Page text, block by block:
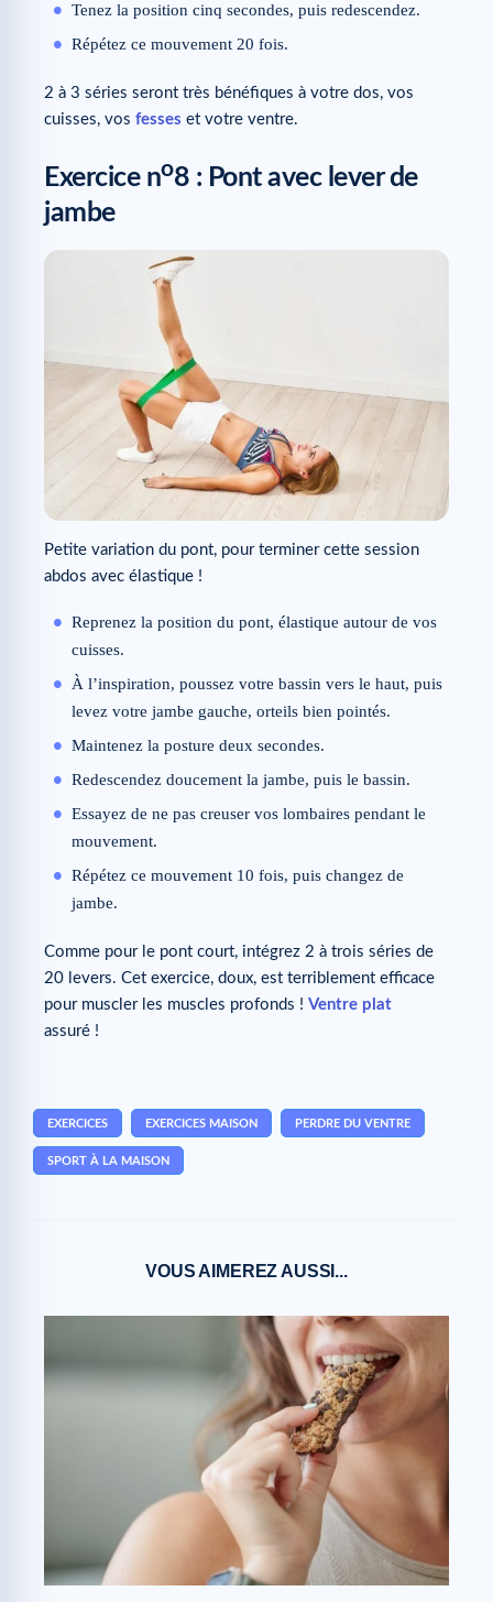
Tenez la position cinq secondes, puis redescendez.
Répétez ce mouvement 20 fois.
2 à 3 séries seront très bénéfiques à votre dos, vos
cuisses, vos fesses et votre ventre.
Exercice no8 : Pont avec lever de
jambe
Petite variation du pont, pour terminer cette session
abdos avec élastique !
Reprenez la position du pont, élastique autour de vos
cuisses.
À l’inspiration, poussez votre bassin vers le haut, puis
levez votre jambe gauche, orteils bien pointés.
Maintenez la posture deux secondes.
Redescendez doucement la jambe, puis le bassin.
Essayez de ne pas creuser vos lombaires pendant le
mouvement.
Répétez ce mouvement 10 fois, puis changez de
jambe.
Comme pour le pont court, intégrez 2 à trois séries de
20 levers. Cet exercice, doux, est terriblement efficace
pour muscler les muscles profonds ! Ventre plat
assuré !
EXERCICES EXERCICES MAISON PERDRE DU VENTRE
SPORT À LA MAISON
VOUS AIMEREZ AUSSI...